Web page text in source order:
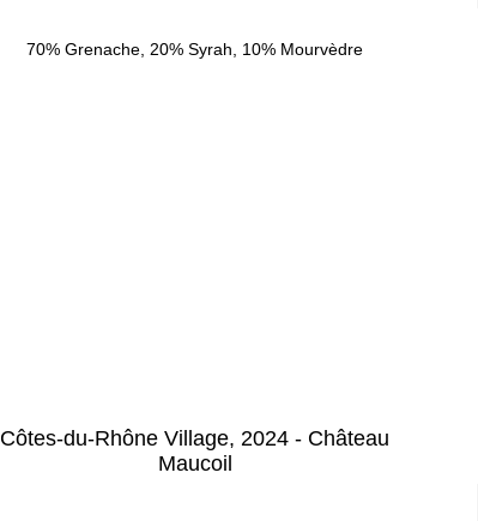
70% Grenache, 20% Syrah, 10% Mourvèdre
Côtes-du-Rhône Village, 2024 - Château
Maucoil